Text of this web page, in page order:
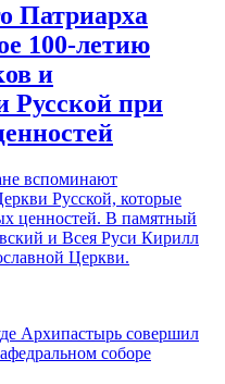
Патриарха
100-летию
и
Русской при
вспоминают
Русской, которые
ценностей. В памятный
и Всея Руси Кирилл
Церкви.